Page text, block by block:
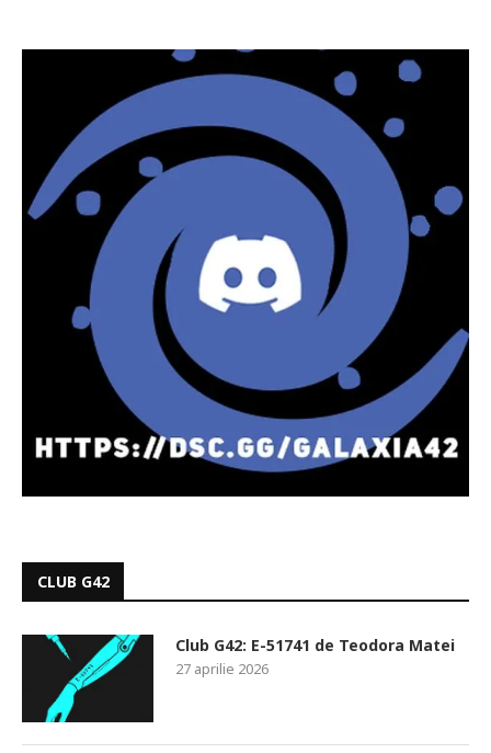
CLUB G42
Club G42: E-51741 de Teodora Matei
27 aprilie 2026